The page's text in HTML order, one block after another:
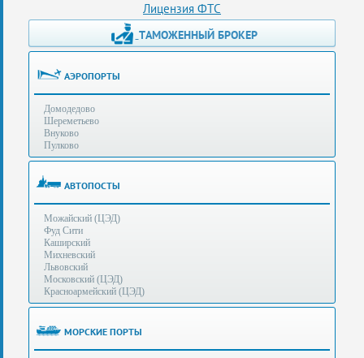
Получение
ЭЦП
за
сутки
услуги
Опыт
оформления
рекомендует
Таможенные
процедуры
(особенности):
Полезная
информация
Лицензия ФТС
ТАМОЖЕННЫЙ БРОКЕР
АЭРОПОРТЫ
Домодедово
Шереметьево
Внуково
Пулково
АВТОПОСТЫ
Можайский (ЦЭД)
Фуд Сити
Каширский
Михневский
Львовский
Московский (ЦЭД)
Красноармейский (ЦЭД)
МОРСКИЕ ПОРТЫ